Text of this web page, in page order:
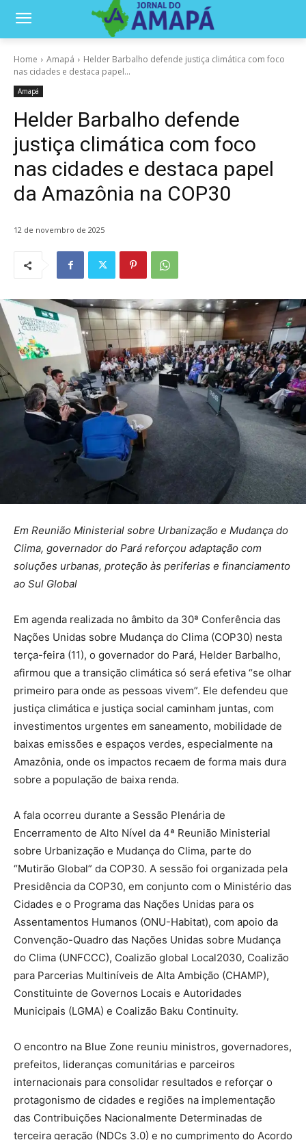
Home Amapá
Helder Barbalho defende justiça climática com foco
nas cidades e destaca papel...
Amapá
Helder Barbalho defende
justiça climática com foco
nas cidades e destaca papel
da Amazônia na COP30
12 de novembro de 2025
Em Reunião Ministerial sobre Urbanização e Mudança do
Clima, governador do Pará reforçou adaptação com
soluções urbanas, proteção às periferias e financiamento
ao Sul Global
Em agenda realizada no âmbito da 30ª Conferência das
Nações Unidas sobre Mudança do Clima (COP30) nesta
terça-feira (11), o governador do Pará, Helder Barbalho,
afirmou que a transição climática só será efetiva “se olhar
primeiro para onde as pessoas vivem”. Ele defendeu que
justiça climática e justiça social caminham juntas, com
investimentos urgentes em saneamento, mobilidade de
baixas emissões e espaços verdes, especialmente na
Amazônia, onde os impactos recaem de forma mais dura
sobre a população de baixa renda.
A fala ocorreu durante a Sessão Plenária de
Encerramento de Alto Nível da 4ª Reunião Ministerial
sobre Urbanização e Mudança do Clima, parte do
“Mutirão Global” da COP30. A sessão foi organizada pela
Presidência da COP30, em conjunto com o Ministério das
Cidades e o Programa das Nações Unidas para os
Assentamentos Humanos (ONU-Habitat), com apoio da
Convenção-Quadro das Nações Unidas sobre Mudança
do Clima (UNFCCC), Coalizão global Local2030, Coalizão
para Parcerias Multiníveis de Alta Ambição (CHAMP),
Constituinte de Governos Locais e Autoridades
Municipais (LGMA) e Coalizão Baku Continuity.
O encontro na Blue Zone reuniu ministros, governadores,
prefeitos, lideranças comunitárias e parceiros
internacionais para consolidar resultados e reforçar o
protagonismo de cidades e regiões na implementação
das Contribuições Nacionalmente Determinadas de
terceira geração (NDCs 3.0) e no cumprimento do Acordo